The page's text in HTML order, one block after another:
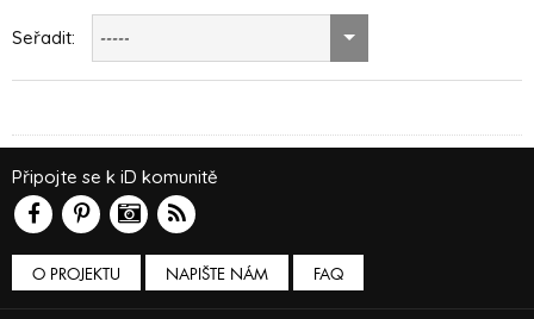
Seřadit: -----
O PROJEKTU NAPIŠTE NÁM
Připojte se k iD komunitě
FAQ